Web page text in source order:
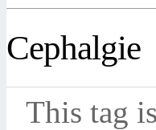
Cephalgie
This tag